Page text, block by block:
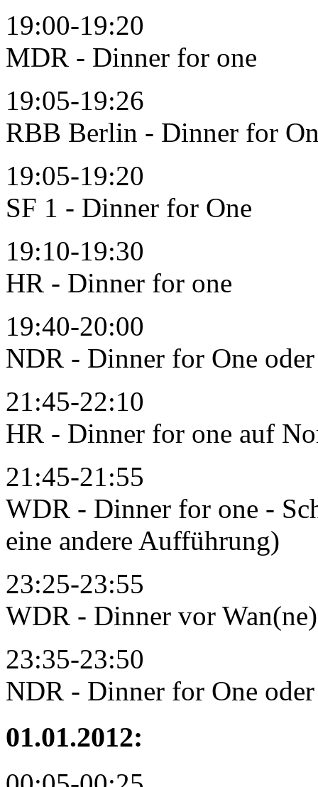
19:00-19:20
MDR - Dinner for one
19:05-19:26
RBB Berlin - Dinner for
19:05-19:20
SF 1 - Dinner for One
19:10-19:30
HR - Dinner for one
19:40-20:00
NDR - Dinner for One
21:45-22:10
HR - Dinner for one auf
21:45-21:55
WDR - Dinner for one -
eine andere Aufführung)
23:25-23:55
WDR - Dinner vor Wan(ne)
23:35-23:50
NDR - Dinner for One
01.01.2012: